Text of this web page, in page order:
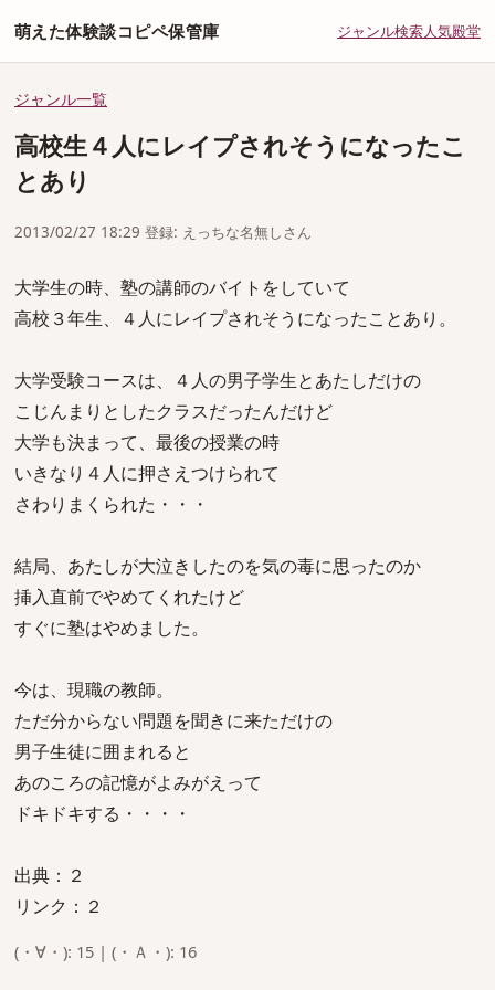
萌えた体験談コピペ保管庫 ジャンル検索人気殿堂
ジャンル一覧
高校生４人にレイプされそうになったこ
とあり
2013/02/27 18:29 登録: えっちな名無しさん
大学生の時、塾の講師のバイトをしていて
高校３年生、４人にレイプされそうになったことあり。
大学受験コースは、４人の男子学生とあたしだけの
こじんまりとしたクラスだったんだけど
大学も決まって、最後の授業の時
いきなり４人に押さえつけられて
さわりまくられた・・・
結局、あたしが大泣きしたのを気の毒に思ったのか
挿入直前でやめてくれたけど
すぐに塾はやめました。
今は、現職の教師。
ただ分からない問題を聞きに来ただけの
男子生徒に囲まれると
あのころの記憶がよみがえって
ドキドキする・・・・
出典：２
リンク：２
(・∀・): 15 | (・Ａ・): 16